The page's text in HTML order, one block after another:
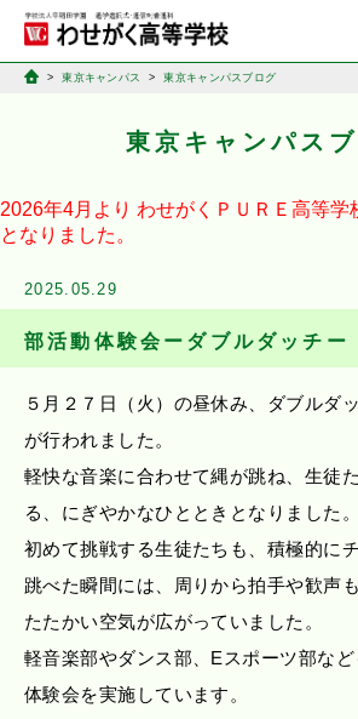
東京キャンパス 東京キャンパスブログ
東京キャンパス
2026年4月より わせがくＰＵＲＥ高等学
となりました。
2025.05.29
部活動体験会ーダブルダッチー
５月２７日（火）の昼休み、ダブルダ
が行われました。
軽快な音楽に合わせて縄が跳ね、生徒
る、にぎやかなひとときとなりました。
初めて挑戦する生徒たちも、積極的に
跳べた瞬間には、周りから拍手や歓声
たたかい空気が広がっていました。
軽音楽部やダンス部、Eスポーツ部な
体験会を実施しています。